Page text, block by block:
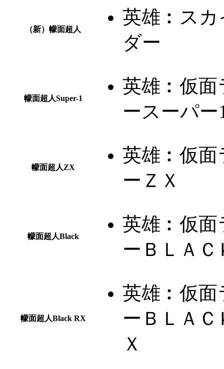
（新）幪面超人
英雄︰ ス
ダー
幪面超人Super-1
英雄︰ 仮面
ースーパー
幪面超人ZX
英雄︰ 仮面
ーＺＸ
幪面超人Black
英雄︰ 仮面
ーＢＬＡＣ
幪面超人Black RX
英雄︰ 仮面
ーＢＬＡ
Ｘ